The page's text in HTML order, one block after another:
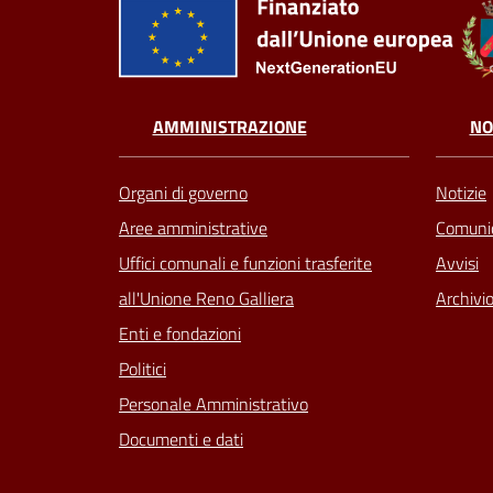
AMMINISTRAZIONE
Organi di governo
Aree amministrative
Uffici comunali e funzioni trasferite
all'Unione Reno Galliera
Enti e fondazioni
Politici
Personale Amministrativo
Documenti e dati
Notizie
Avvisi